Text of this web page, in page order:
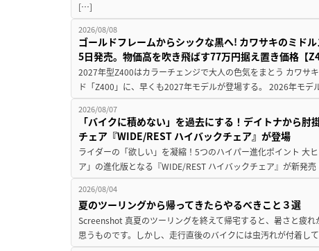
[…]
2026/08/08
ゴールドフレームからシックな黒へ! カワサキのミド
5日発売。物価高を吹き飛ばす77万円据え置き価格【
2027年型Z400はカラーチェンジで大人の色気をまとう カワサ
ド「Z400」に、早くも2027年モデルが登場する。 2026年モ
2026/08/07
「バイクに積めない」を過去にする！デイトナから
チェア『WIDE/REST ハイバックチェア』が登場
ライダーの「欲しい」を凝縮！5つのハイパー進化ポイント 大
ア」の進化版となる『WIDE/REST ハイバックチェア』が新発
2026/08/04
夏のツーリングから帰ってきたらやるべきこと３選
Screenshot 真夏のツーリングを終えて帰宅すると、暑さと疲
思うものです。しかし、走行直後のバイクには虫汚れが付着